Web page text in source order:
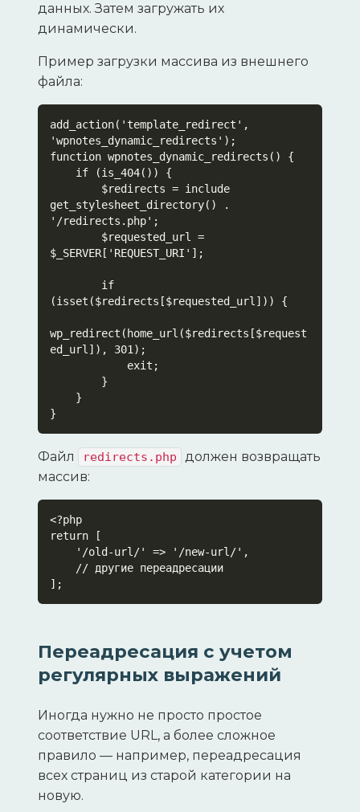
данных. Затем загружать их
динамически.
Пример загрузки массива из внешнего
файла:
add_action('template_redirect',
'wpnotes_dynamic_redirects');
function wpnotes_dynamic_redirects() {
get_stylesheet_directory() .
'/redirects.php';
$_SERVER['REQUEST_URI'];
(isset($redirects[$requested_url])) {
wp_redirect(home_url($redirects[$request
ed_url]), 301);
}
Файл redirects.php
должен возвращать
массив:
<?php
return [
];
Переадресация с учетом
регулярных выражений
Иногда нужно не просто простое
соответствие URL, а более сложное
правило — например, переадресация
всех страниц из старой категории на
новую.